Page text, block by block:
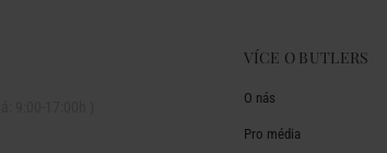
VÍCE O BUTLERS
O nás
Pro média